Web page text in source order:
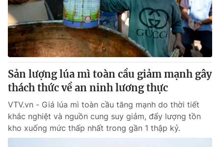
Cơ quan chủ quản:Đài Truyền hình Việt Nam
Cơ quan báo chí:Thời báo VTV
Giấy phép hoạt động báo in và báo điện tử số 483/GP-BTTTT
cấp ngày 29/12/2023
Tổng Biên tập:Vũ Thanh Thủy
Phó Tổng Biên tập:Nguyễn Thị Mỹ Hạnh, Phạm Quốc Thắng,
Tổng đài VTV:
024.38 355 931 - 024.38 355 932
Ðiện thoại Thời báo VTV:024.66 897 897
Email:toasoan@vtv.vn
Sản lượng lúa mì toàn cầu giảm mạnh gây
thách thức về an ninh lương thực
VTV.vn - Giá lúa mì toàn cầu tăng mạnh do thời tiết
khắc nghiệt và nguồn cung suy giảm, đẩy lượng tồn
kho xuống mức thấp nhất trong gần 1 thập kỷ.